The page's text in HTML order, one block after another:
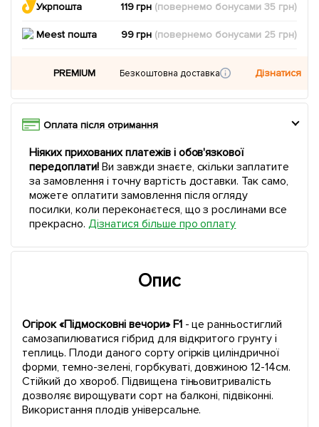
Укрпошта 119 грн (повернемо бонусами35 грн)
Meest пошта 99 грн (повернемо бонусами 25 грн)
PREMIUM Безкоштовна доставка Дізнатися
Оплата після отримання
Ніяких прихованих платежів і обов'язкової
передоплати!Ви завжди знаєте, скільки заплатите
за замовлення і точну вартість доставки. Так само,
можете оплатити замовлення після огляду
посилки, коли переконаєтеся, що з рослинами все
прекрасно. Дізнатися більше про оплату
Опис
Огірок «Підмосковні вечори» F1 - це ранньостиглий
самозапилюватися гібрид для відкритого грунту і
теплиць. Плоди даного сорту огірків циліндричної
форми, темно-зелені, горбкуваті, довжиною 12-14см.
Стійкий до хвороб. Підвищена тіньовитривалість
дозволяє вирощувати сорт на балконі, підвіконні.
Використання плодів універсальне.